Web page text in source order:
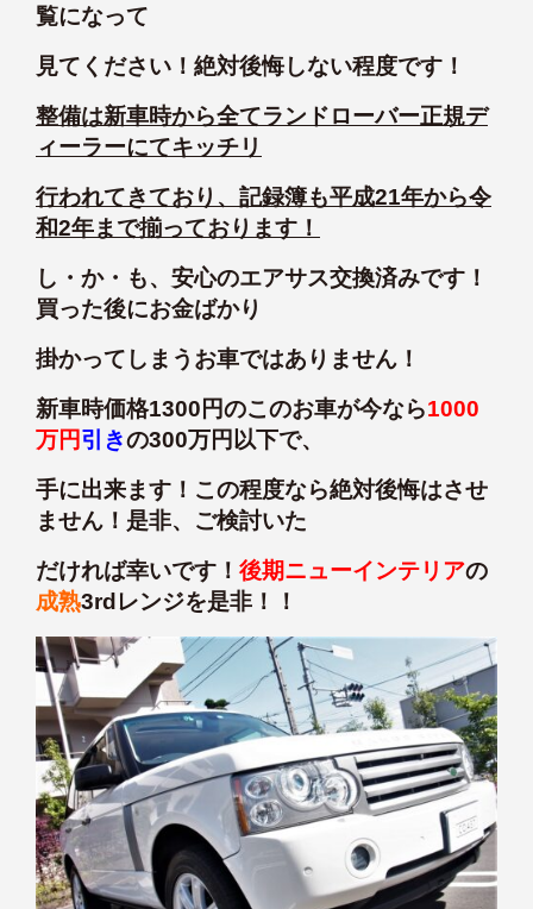
覧になって
見てください！絶対後悔しない程度です！
整備は新車時から全てランドローバー正規デ
ィーラーにてキッチリ
行われてきており、記録簿も平成21年から令
和2年まで揃っております！
し・か・も、安心のエアサス交換済みです！
買った後にお金ばかり
掛かってしまうお車ではありません！
新車時価格1300円のこのお車が今なら1000
万円引きの300万円以下で、
手に出来ます！この程度なら絶対後悔はさせ
ません！是非、ご検討いた
だければ幸いです！ 後期ニューインテリアの
成熟3rdレンジを是非！！